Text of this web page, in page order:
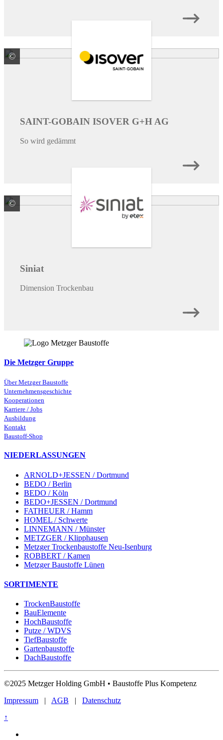
© SAINT-GOBAIN ISOVER G+H AG
SAINT-GOBAIN ISOVER G+H AG
So wird gedämmt
© colourbox.de
Siniat
Dimension Trockenbau
Die Metzger Gruppe
Über Metzger Baustoffe
Unternehmensgeschichte
Kooperationen
Karriere / Jobs
Ausbildung
Kontakt
Baustoff-Shop
NIEDERLASSUNGEN
ARNOLD+JESSEN / Dortmund
BEDO / Berlin
BEDO / Köln
BEDO+JESSEN / Dortmund
FATHEUER / Hamm
HOMEL / Schwerte
LINNEMANN / Münster
METZGER / Klipphausen
Metzger Trockenbaustoffe Neu-Isenburg
ROBBERT / Kamen
Metzger Baustoffe Lünen
SORTIMENTE
TrockenBaustoffe
BauElemente
HochBaustoffe
Putze / WDVS
TiefBaustoffe
Gartenbaustoffe
DachBaustoffe
©2025 Metzger Holding GmbH • Baustoffe Plus Kompetenz
Impressum | AGB | Datenschutz
↑